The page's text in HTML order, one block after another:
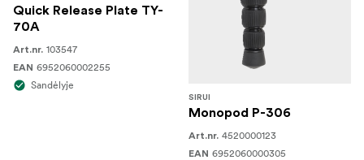
Quick Release Plate TY-
70A
Art.nr. 103547
EAN 6952060002255
Sandėlyje
SIRUI
Monopod P-306
Art.nr. 4520000123
EAN 6952060000305